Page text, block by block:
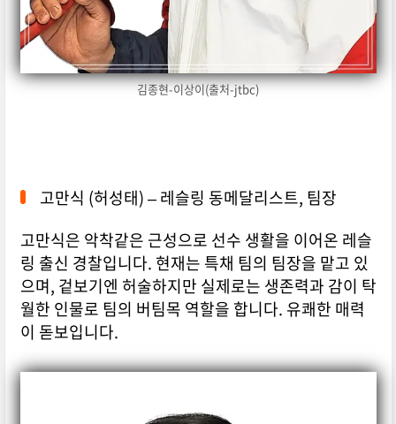
김종현-이상이(출처-jtbc)
고만식 (허성태) – 레슬링 동메달리스트, 팀장
고만식은 악착같은 근성으로 선수 생활을 이어온 레슬
링 출신 경찰입니다. 현재는 특채 팀의 팀장을 맡고 있
으며, 겉보기엔 허술하지만 실제로는 생존력과 감이 탁
월한 인물로 팀의 버팀목 역할을 합니다. 유쾌한 매력
이 돋보입니다.